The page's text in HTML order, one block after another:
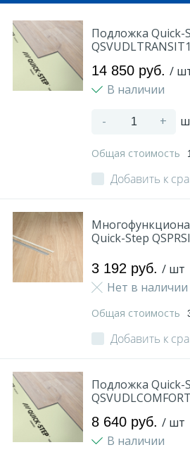
Подложка Quick-
14 850 руб. /
В наличии
- +
Общая стоимость
Добавить к
Quick-Step
3 192 руб. / шт
Нет в наличии
Общая стоимость
Добавить к
Подложка Quick-
8 640 руб. / шт
В наличии